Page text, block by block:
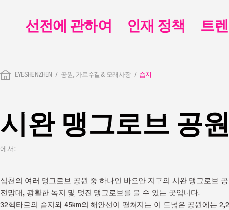
EYESHENZHEN 공원, 가로수길 & 모래사장 습지
시완 맹그로브 공원
에서:
심천의 여러 맹그로브 공원 중 하나인 바오안 지구의 시완 맹그로브
전망대, 광활한 녹지 및 멋진 맹그로브를 볼 수 있는 곳입니다.
32헥타르의 습지와 45km의 해안선이 펼쳐지는 이 드넓은 공원에는
선전에 관하여 인재 정책 트